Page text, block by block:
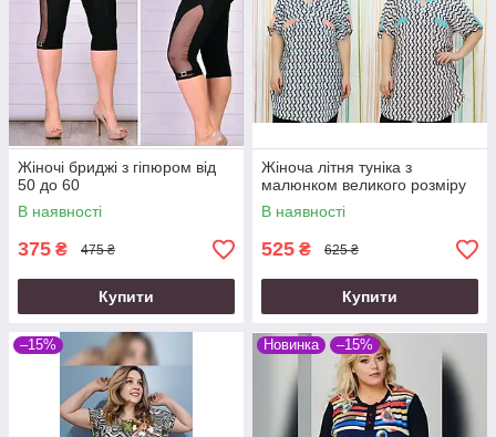
Жіночі бриджі з гіпюром від
50 до 60
В наявності
375 ₴ 475 ₴
Купити
Жіноча літня туніка з
малюнком великого розміру
В наявності
525 ₴ 625 ₴
Купити
–15% Новинка –15%